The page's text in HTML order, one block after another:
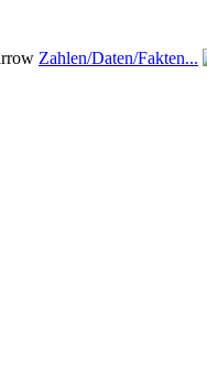
Zahlen/Daten/Fakten...